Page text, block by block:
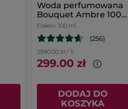
Woda perfumowana
Bouquet Ambre 100
ml
Flakon 100 ml
(256)
2990.00 zł / 1l
299.00 zł
DODAJ DO
KOSZYKA